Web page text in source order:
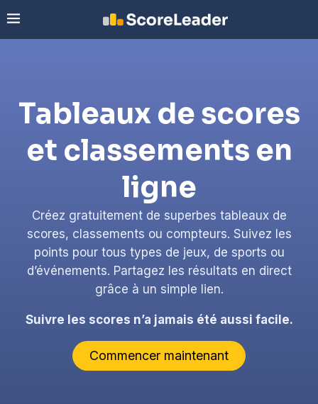
Tableaux de scores
et classements en
ligne
Créez gratuitement de superbes tableaux de
scores, classements ou compteurs. Suivez les
points pour tous types de jeux, de sports ou
d’événements. Partagez les résultats en direct
grâce à un simple lien.
Suivre les scores n’a jamais été aussi facile.
Commencer maintenant